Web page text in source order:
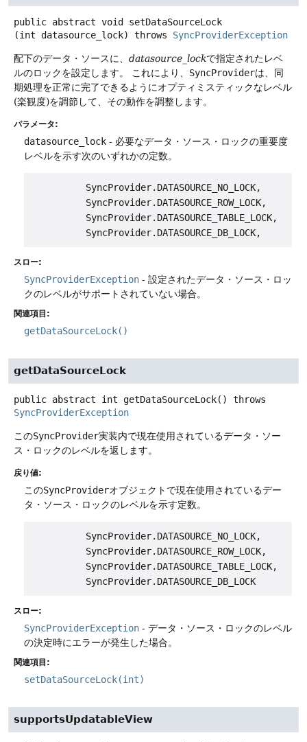
public abstract void
setDataSourceLock
(int datasource_lock)
throws SyncProviderException
配下のデータ・ソースに、 datasource_lockで指定されたレベ
ルのロックを設定します。
これにより、 SyncProviderは、同
期処理を正常に完了できるようにオプティミスティックなレベル
(楽観度)を調節して、その動作を調整します。
パラメータ:
datasource_lock - 必要なデータ・ソース・ロックの重要度
レベルを示す次のいずれかの定数。
          SyncProvider.DATASOURCE_NO_LOCK,
          SyncProvider.DATASOURCE_ROW_LOCK,
          SyncProvider.DATASOURCE_TABLE_LOCK,
スロー:
SyncProviderException - 設定されたデータ・ソース・ロッ
クのレベルがサポートされていない場合。
関連項目:
getDataSourceLock()
getDataSourceLock
public abstract int getDataSourceLock() throws
SyncProviderException
このSyncProvider実装内で現在使用されているデータ・ソー
ス・ロックのレベルを返します。
戻り値:
このSyncProviderオブジェクトで現在使用されているデー
タ・ソース・ロックのレベルを示す定数。
          SyncProvider.DATASOURCE_NO_LOCK,
          SyncProvider.DATASOURCE_ROW_LOCK,
          SyncProvider.DATASOURCE_TABLE_LOCK,
スロー:
SyncProviderException - データ・ソース・ロックのレベル
の決定時にエラーが発生した場合。
関連項目:
setDataSourceLock(int)
supportsUpdatableView